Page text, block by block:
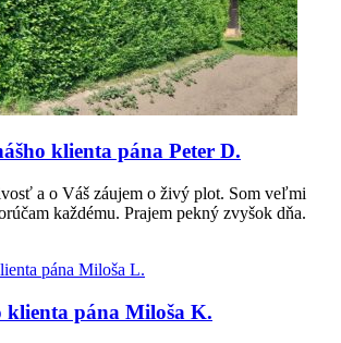
klienta pána Peter D.
a o Váš záujem o živý plot. Som veľmi
každému. Prajem pekný zvyšok dňa.
klienta pána Miloša K.